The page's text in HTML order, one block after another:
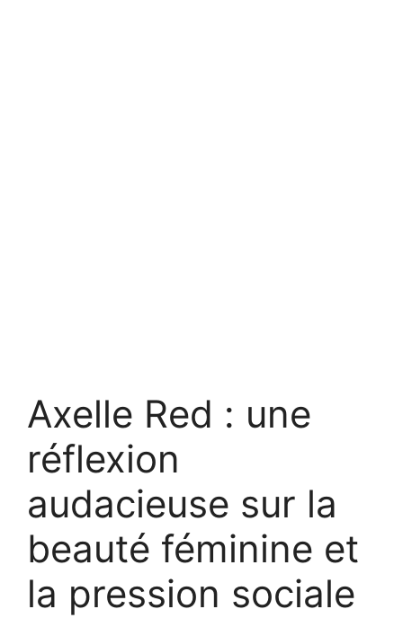
Axelle Red : une
réflexion
audacieuse sur la
beauté féminine et
la pression sociale